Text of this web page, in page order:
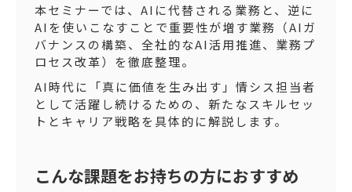
本セミナーでは、AIに代替される業務と、逆に
AIを使いこなすことで重要性が増す業務（AIガ
バナンスの構築、全社的なAI活用推進、業務プ
ロセス改革）を徹底整理。
AI時代に「真に価値を生み出す」情シス担当者
として活躍し続けるための、新たなスキルセッ
トとキャリア戦略を具体的に解説します。
こんな課題をお持ちの方におすすめ